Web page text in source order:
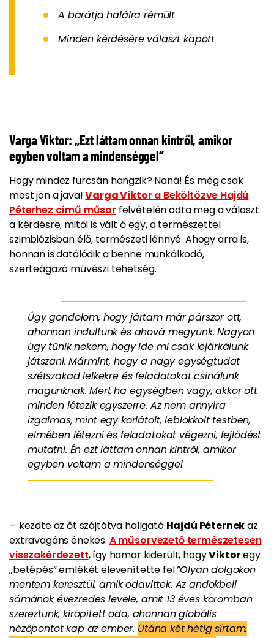
A barátja halálra rémült
Minden kérdésére választ kapott
Varga Viktor: „Ezt láttam onnan kintről, amikor
egyben voltam a mindenséggel”
Hogy mindez furcsán hangzik? Naná! És még csak
most jön a java!Varga Viktora Beköltözve Hajdú
Péterhez című műsor felvételén adta meg a választ
a kérdésre, mitől is vált ő egy, a természettel
szimbiózisban élő, természeti lénnyé. Ahogy arra is,
honnan is datálódik a benne munkálkodó,
szerteágazó művészi tehetség.
Úgy gondolom, hogy jártam már párszor ott,
ahonnan indultunk és ahová megyünk. Nagyon
úgy tűnik nekem, hogy ide mi csak lejárkálunk
játszani. Mármint, hogy a nagy egységtudat
szétszakad lelkekre és feladatokat csinálunk
magunknak. Mert ha egységben vagy, akkor ott
minden létezik egyszerre. Az nem annyira
izgalmas, mint egy korlátolt, leblokkolt testben,
elmében létezni és feladatokat végezni, fejlődést
mutatni. Én ezt láttam onnan kintről, amikor
egyben voltam a mindenséggel
– kezdte az őt szájtátva hallgató Hajdú Péternekaz
extravagáns énekes. A műsorvezető természetesen
visszakérdezett, így hamar kiderült, hogyViktoregy
„betépés” emlékét elevenítette fel.”Olyan dolgokon
mentem keresztül, amik odavittek. Az andokbeli
sámánok évezredes levele, amit 13 éves koromban
szereztünk, kiröpített oda, ahonnan globális
nézőpontot kap az ember. Utána két hétig sírtam,